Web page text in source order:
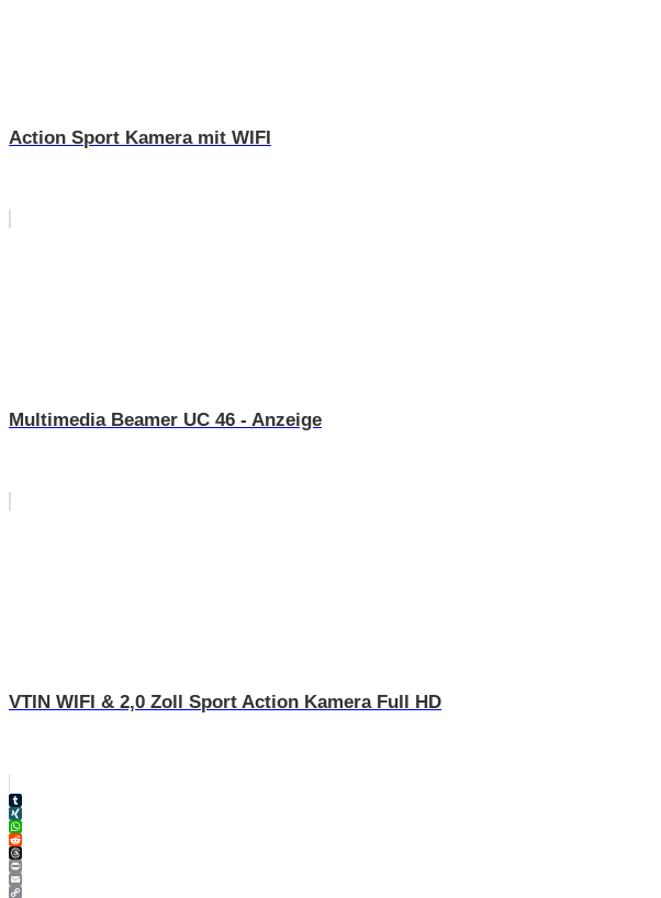
Action Sport Kamera mit WIFI
Multimedia Beamer UC 46 - Anzeige
VTIN WIFI & 2,0 Zoll Sport Action Kamera Full HD
Tumblr
XING
WhatsApp
Reddit
Threads
Print
Email